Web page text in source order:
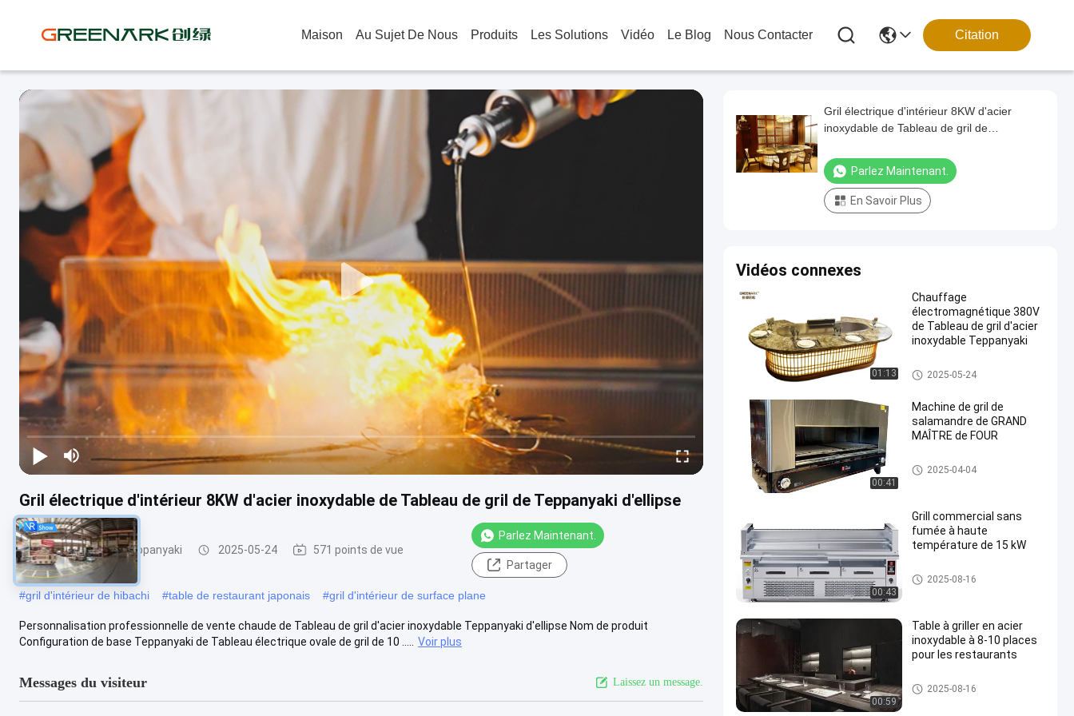
Maison Au Sujet De Nous Produits Les Solutions Vidéo Le Blog Nous Contacter Citation
Gril électrique d'intérieur 8KW d'acier inoxydable de Tableau de gril de Teppanyaki d'ellipse
Gril d'intérieur de Teppanyaki 2025-05-24 571 points de vue
Parlez Maintenant.
Partager
#gril d'intérieur de hibachi #table de restaurant japonais #gril d'intérieur de surface plane
Personnalisation professionnelle de vente chaude de Tableau de gril d'acier inoxydable Teppanyaki d'ellipse Nom de produit
Configuration de base Teppanyaki de Tableau électrique ovale de gril de 10 .....
Voir plus
Messages du visiteur Laissez un message.
Gril électrique d'intérieur 8KW d'acier
inoxydable de Tableau de gril de
Parlez Maintenant.
En Savoir Plus
Vidéos connexes
01:13
Chauffage
électromagnétique 380V
de Tableau de gril d'acier
inoxydable Teppanyaki
Gril d'intérieur de Teppanyaki
2025-05-24
00:41
Machine de gril de
salamandre de GRAND
MAÎTRE de FOUR
Grils commerciaux de barbecu
e
2025-04-04
00:43
Grill commercial sans
fumée à haute
température de 15 kW
Grils commerciaux de barbecu
e
2025-08-16
00:59
Table à griller en acier
inoxydable à 8-10 places
pour les restaurants
Tableau de gril de Teppanyaki
2025-08-16